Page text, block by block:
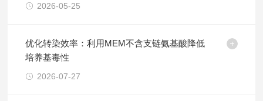
2026-05-25
优化转染效率：利用MEM不含支链氨基酸降低
培养基毒性
2026-07-27